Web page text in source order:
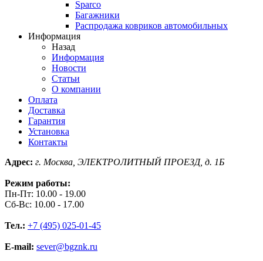
Sparco
Багажники
Распродажа ковриков автомобильных
Информация
Назад
Информация
Новости
Статьи
О компании
Оплата
Доставка
Гарантия
Установка
Контакты
Адрес: г. Москва, ЭЛЕКТРОЛИТНЫЙ ПРОЕЗД, д. 1Б
Режим работы:
Пн-Пт: 10.00 - 19.00
Сб-Вс: 10.00 - 17.00
Тел.: +7 (495) 025-01-45
E-mail: sever@bgznk.ru